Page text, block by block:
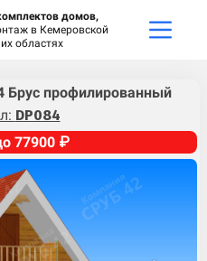
домов,
в Кемеровской
областях
Брус профилированный
DP084
77900 ₽